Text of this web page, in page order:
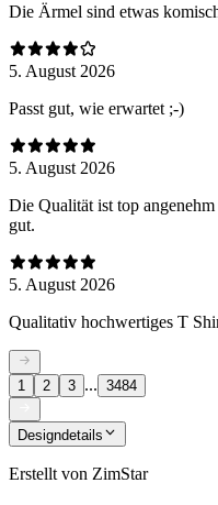
Die Ärmel sind etwas
5. August 2026
Passt gut, wie erwartet ;-)
5. August 2026
Die Qualität ist top
gut.
5. August 2026
Qualitativ hochwertiges T
1 2 3 ... 3484
Designdetails
Erstellt von ZimStar